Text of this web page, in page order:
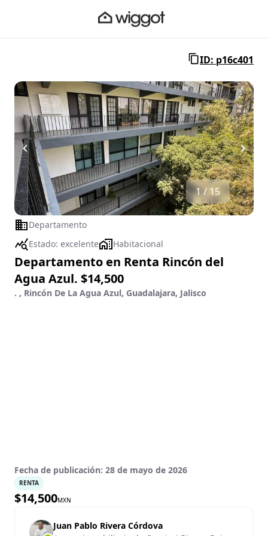
ID: p16c401
1 / 15
Departamento
Estado: excelente Habitacional
Departamento en Renta Rincón del
Agua Azul. $14,500
. , Rincón De La Agua Azul, Guadalajara, Jalisco
Fecha de publicación: 28 de mayo de 2026
RENTA
$14,500MXN
Juan Pablo Rivera Córdova